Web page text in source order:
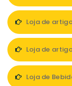
Loja de
Loja de
Loja de